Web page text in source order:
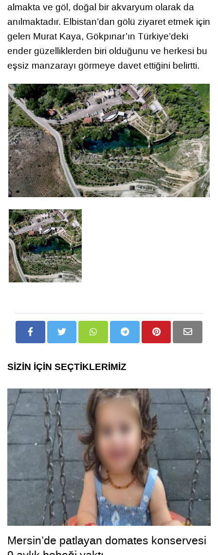
almakta ve göl, doğal bir akvaryum olarak da
anılmaktadır. Elbistan’dan gölü ziyaret etmek için
gelen Murat Kaya, Gökpınar’ın Türkiye’deki
ender güzelliklerden biri olduğunu ve herkesi bu
eşsiz manzarayı görmeye davet ettiğini belirtti.
SİZİN İÇİN SEÇTİKLERİMİZ
Mersin’de patlayan domates konservesi